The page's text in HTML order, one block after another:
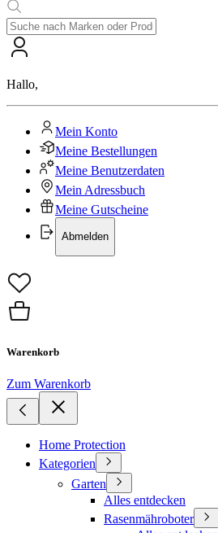
Hallo,
Mein Konto
Meine Bestellungen
Meine Benutzerdaten
Mein Adressbuch
Meine Gutscheine
Abmelden
Warenkorb
Zum Warenkorb
Home Protection
Kategorien
Garten
Alles entdecken
Rasenmähroboter